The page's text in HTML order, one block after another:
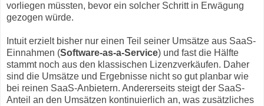
vorliegen müssten, bevor ein solcher Schritt in Erwägung
gezogen würde.
Intuit erzielt bisher nur einen Teil seiner Umsätze aus SaaS-
Einnahmen (Software-as-a-Service) und fast die Hälfte
stammt noch aus den klassischen Lizenzverkäufen. Daher
sind die Umsätze und Ergebnisse nicht so gut planbar wie
bei reinen SaaS-Anbietern. Andererseits steigt der SaaS-
Anteil an den Umsätzen kontinuierlich an, was zusätzliches